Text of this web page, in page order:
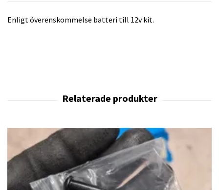
Enligt överenskommelse batteri till 12v kit.